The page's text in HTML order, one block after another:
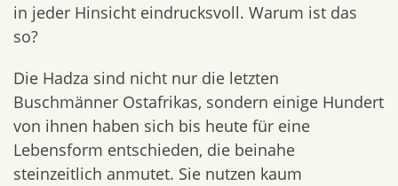
in jeder Hinsicht eindrucksvoll. Warum ist das
so?
Die Hadza sind nicht nur die letzten
Buschmänner Ostafrikas, sondern einige Hundert
von ihnen haben sich bis heute für eine
Lebensform entschieden, die beinahe
steinzeitlich anmutet. Sie nutzen kaum